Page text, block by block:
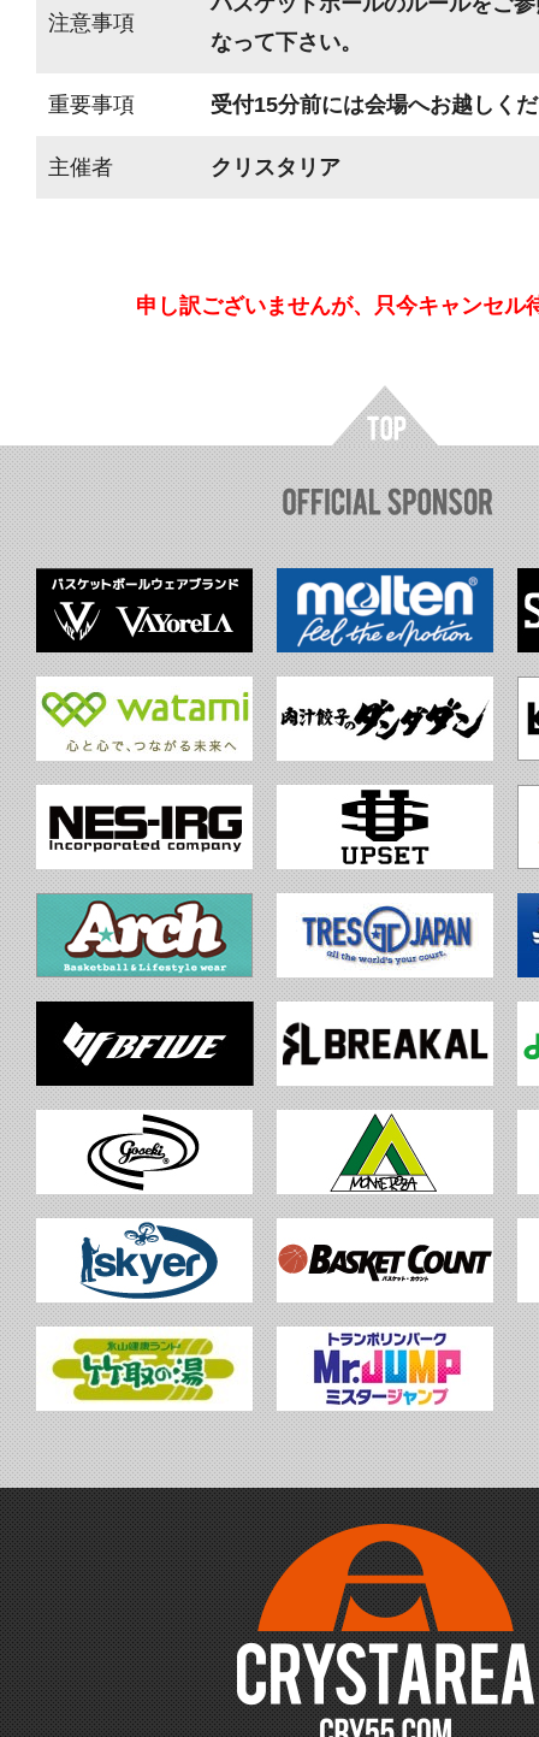
注意事項
なって下さい。
重要事項 受付15分前には会場へお越しく
主催者 クリスタリア
申し訳ございませんが、只今キャンセル